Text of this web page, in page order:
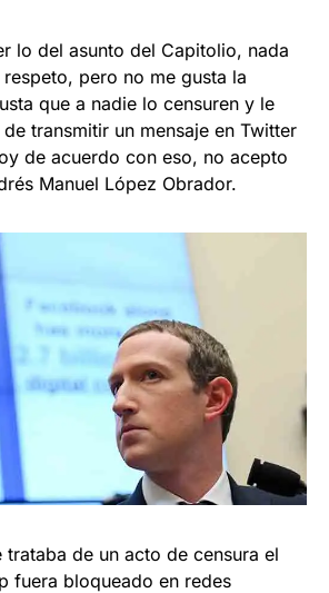
lo del asunto del Capitolio, nada
pero no me gusta la
que a nadie lo censuren y le
transmitir un mensaje en Twitter
de acuerdo con eso, no acepto
Manuel López Obrador.
trataba de un acto de censura el
fuera bloqueado en redes